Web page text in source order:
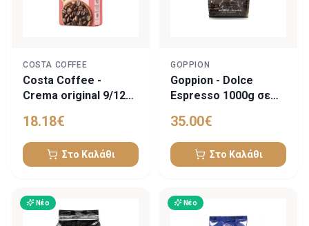
COSTA COFFEE
Costa Coffee -
Crema original 9/12
18.18€
Στο Καλάθι
GOPPION
Goppion - Dolce
Espresso 1000g σε
35.00€
Στο Καλάθι
Νέο Νέο